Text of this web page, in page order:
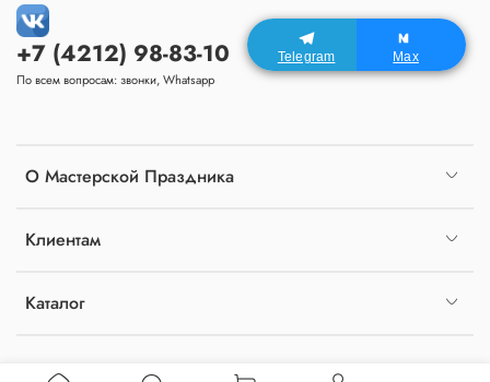
О Мастерской Праздника
Клиентам
Каталог
+7 (4212) 98-83-10
По всем вопросам: звонки, Whatsapp
Telegram Max